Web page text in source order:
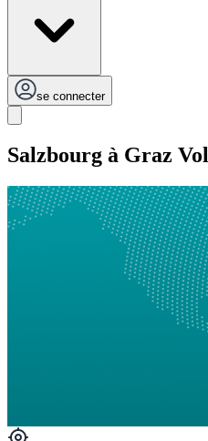
se connecter
Salzbourg à Graz Vol